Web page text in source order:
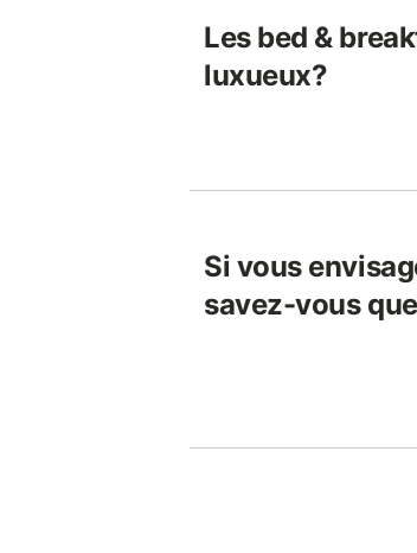
Les bed &
luxueux?
Si vous
savez-vous